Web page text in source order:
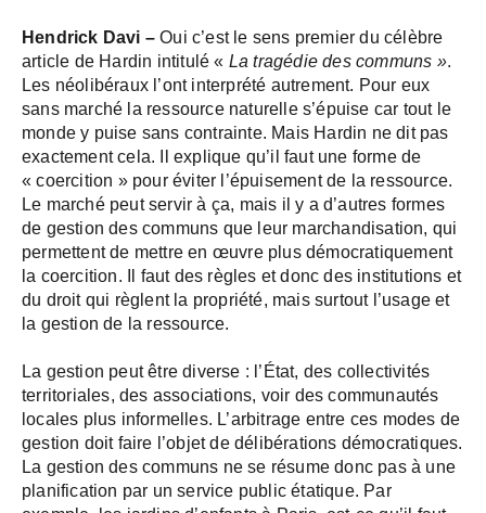
Hendrick Davi – Oui c’est le sens premier du célèbre
article de Hardin intitulé « La tragédie des communs ».
Les néolibéraux l’ont interprété autrement. Pour eux
sans marché la ressource naturelle s’épuise car tout le
monde y puise sans contrainte. Mais Hardin ne dit pas
exactement cela. Il explique qu’il faut une forme de
« coercition » pour éviter l’épuisement de la ressource.
Le marché peut servir à ça, mais il y a d’autres formes
de gestion des communs que leur marchandisation, qui
permettent de mettre en œuvre plus démocratiquement
la coercition. Il faut des règles et donc des institutions et
du droit qui règlent la propriété, mais surtout l’usage et
la gestion de la ressource.
La gestion peut être diverse : l’État, des collectivités
territoriales, des associations, voir des communautés
locales plus informelles. L’arbitrage entre ces modes de
gestion doit faire l’objet de délibérations démocratiques.
La gestion des communs ne se résume donc pas à une
planification par un service public étatique. Par